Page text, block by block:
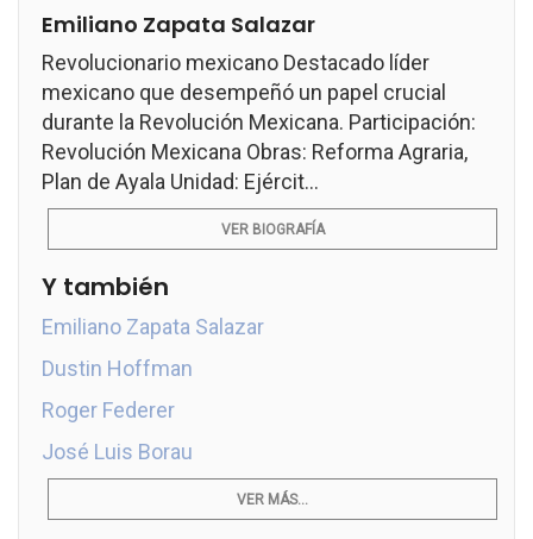
Emiliano Zapata Salazar
Revolucionario mexicano Destacado líder
mexicano que desempeñó un papel crucial
durante la Revolución Mexicana. Participación:
Revolución Mexicana Obras: Reforma Agraria,
Plan de Ayala Unidad: Ejércit...
VER BIOGRAFÍA
Y también
Emiliano Zapata Salazar
Dustin Hoffman
Roger Federer
José Luis Borau
VER MÁS...